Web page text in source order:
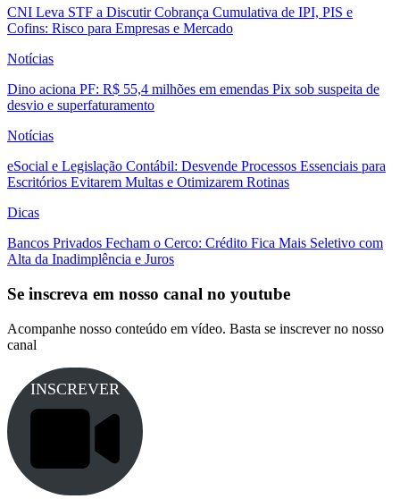
CNI Leva STF a Discutir Cobrança Cumulativa de IPI, PIS e
Cofins: Risco para Empresas e Mercado
Notícias
Dino aciona PF: R$ 55,4 milhões em emendas Pix sob suspeita de
desvio e superfaturamento
Notícias
eSocial e Legislação Contábil: Desvende Processos Essenciais para
Escritórios Evitarem Multas e Otimizarem Rotinas
Dicas
Bancos Privados Fecham o Cerco: Crédito Fica Mais Seletivo com
Alta da Inadimplência e Juros
Se inscreva em nosso canal no youtube
Acompanhe nosso conteúdo em vídeo. Basta se inscrever no nosso
canal
INSCREVER